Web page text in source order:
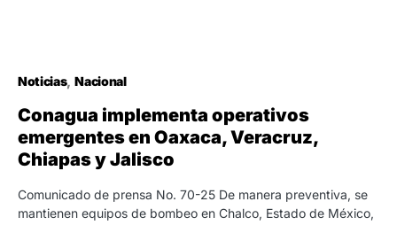
Noticias Nacional
Conagua implementa operativos
emergentes en Oaxaca, Veracruz,
Chiapas y Jalisco
Comunicado de prensa No. 70-25 De manera preventiva, se
mantienen equipos de bombeo en Chalco, Estado de México,